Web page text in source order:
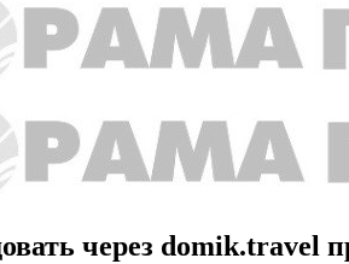
через domik.travel